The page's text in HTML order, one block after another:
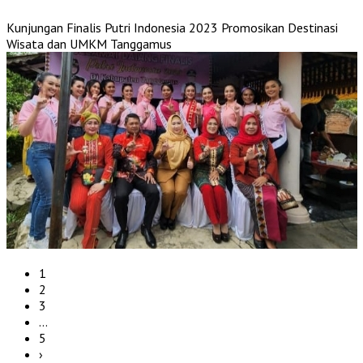
Kunjungan Finalis Putri Indonesia 2023 Promosikan Destinasi
Wisata dan UMKM Tanggamus
1
2
3
…
5
›